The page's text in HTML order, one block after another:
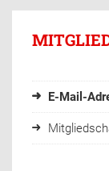
E-Mail-